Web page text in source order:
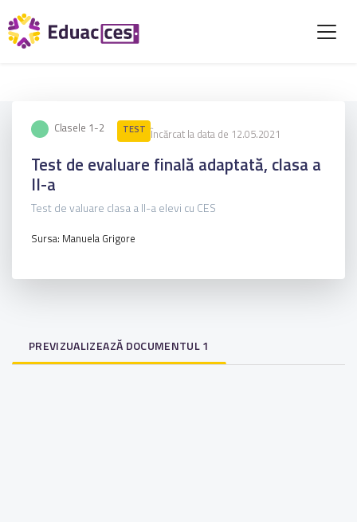
Clasele 1-2 TEST Încărcat la data de 12.05.2021
Test de evaluare finală adaptată, clasa a
II-a
Test de valuare clasa a II-a elevi cu CES
Sursa: Manuela Grigore
PREVIZUALIZEAZĂ DOCUMENTUL 1